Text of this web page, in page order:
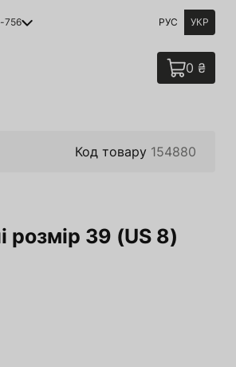
756 РУС УКР
0 ₴
Код товару 154880
розмір 39 (US 8)